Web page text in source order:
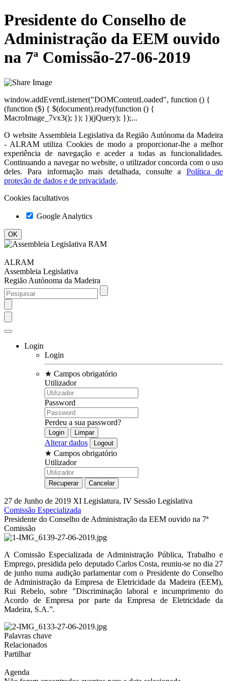
Presidente do Conselho de
Administração da EEM ouvido
na 7ª Comissão-27-06-2019
window.addEventListener("DOMContentLoaded", function () {
(function ($) { $(document).ready(function () {
MacroImage_7vx3(); }); })(jQuery); });...
O website Assembleia Legislativa da Região Autónoma da Madeira
- ALRAM utiliza Cookies de modo a proporcionar-lhe a melhor
experiência de navegação e aceder a todas as funcionalidades.
Continuando a navegar no website, o utilizador concorda com o uso
deles. Para informação mais detalhada, consulte a
Política de
proteção de dados e de privacidade.
Cookies facultativos
Google Analytics
ALRAM
Assembleia Legislativa
Região Autónoma da Madeira
Login
Login
★ Campos obrigatório
Utilizador
Password
Perdeu a sua password?
Alterar dados
★ Campos obrigatório
Utilizador
27 de Junho de 2019 XI Legislatura, IV Sessão Legislativa
Comissão Especializada
Presidente do Conselho de Administração da EEM ouvido na 7ª
Comissão
A Comissão Especializada de Administração Pública, Trabalho e
Emprego, presidida pelo deputado Carlos Costa, reuniu-se no dia 27
de junho numa audição parlamentar com o Presidente do Conselho
de Administração da Empresa de Eletricidade da Madeira (EEM),
Rui Rebelo, sobre "Discriminação laboral e incumprimento do
Acordo de Empresa por parte da Empresa de Eletricidade da
Madeira, S.A.”.
Palavras chave
Relacionados
Partilhar
Agenda